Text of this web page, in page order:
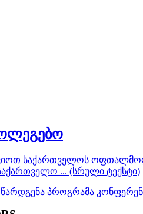
საქართველოს
... (სრული ტექსტი)
წარდგენა პროგრამა